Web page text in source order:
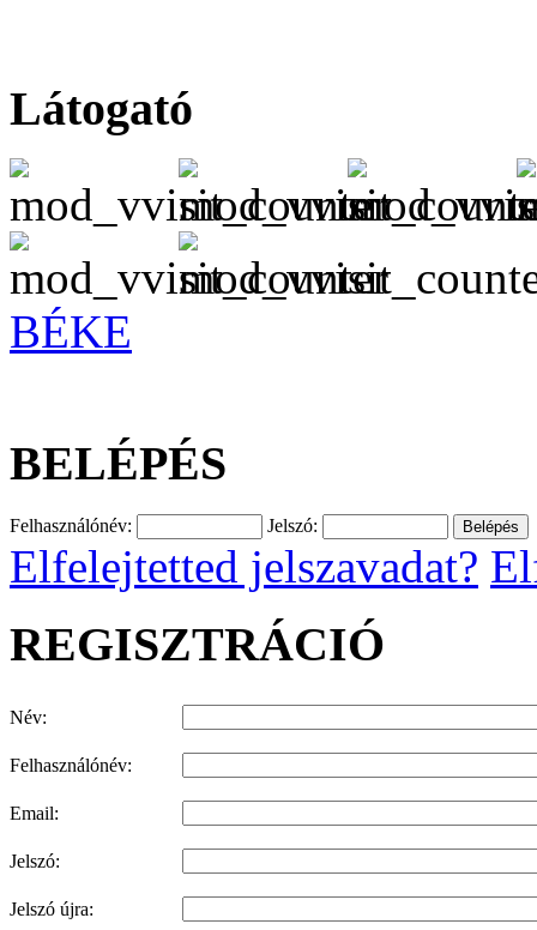
Látogató
BÉKE
BELÉPÉS
Felhasználónév: Jelszó:
Elfelejtetted jelszavadat?
REGISZTRÁCIÓ
Név:
Felhasználónév:
Email:
Jelszó:
Jelszó újra: